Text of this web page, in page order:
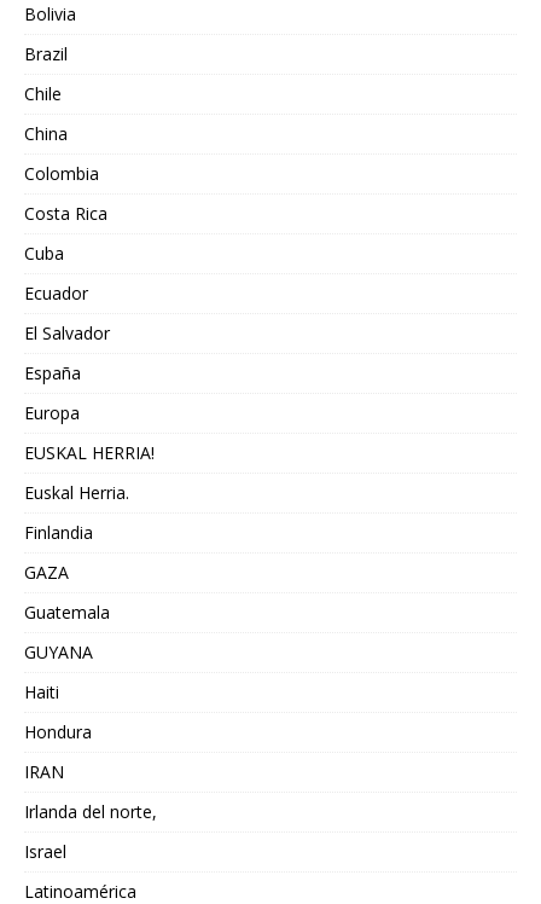
Bolivia
Brazil
Chile
China
Colombia
Costa Rica
Cuba
Ecuador
El Salvador
España
Europa
EUSKAL HERRIA!
Euskal Herria.
Finlandia
GAZA
Guatemala
GUYANA
Haiti
Hondura
IRAN
Irlanda del norte,
Israel
Latinoamérica